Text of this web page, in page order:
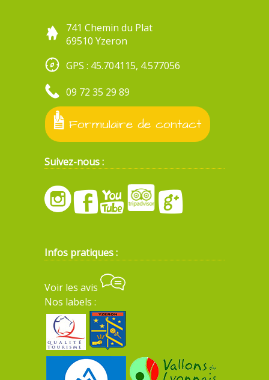
741 Chemin du Plat
69510 Yzeron
GPS : 45.704115, 4.577056
09 72 35 29 89
Formulaire de contact
Suivez-nous :
Infos pratiques :
Voir les avis
Nos labels :